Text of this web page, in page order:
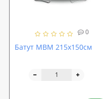
0
Батут MBM 215x150см